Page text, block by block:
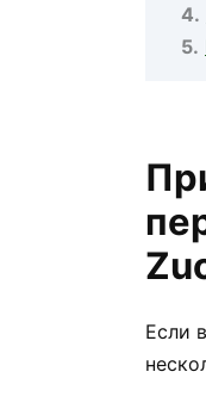
Если